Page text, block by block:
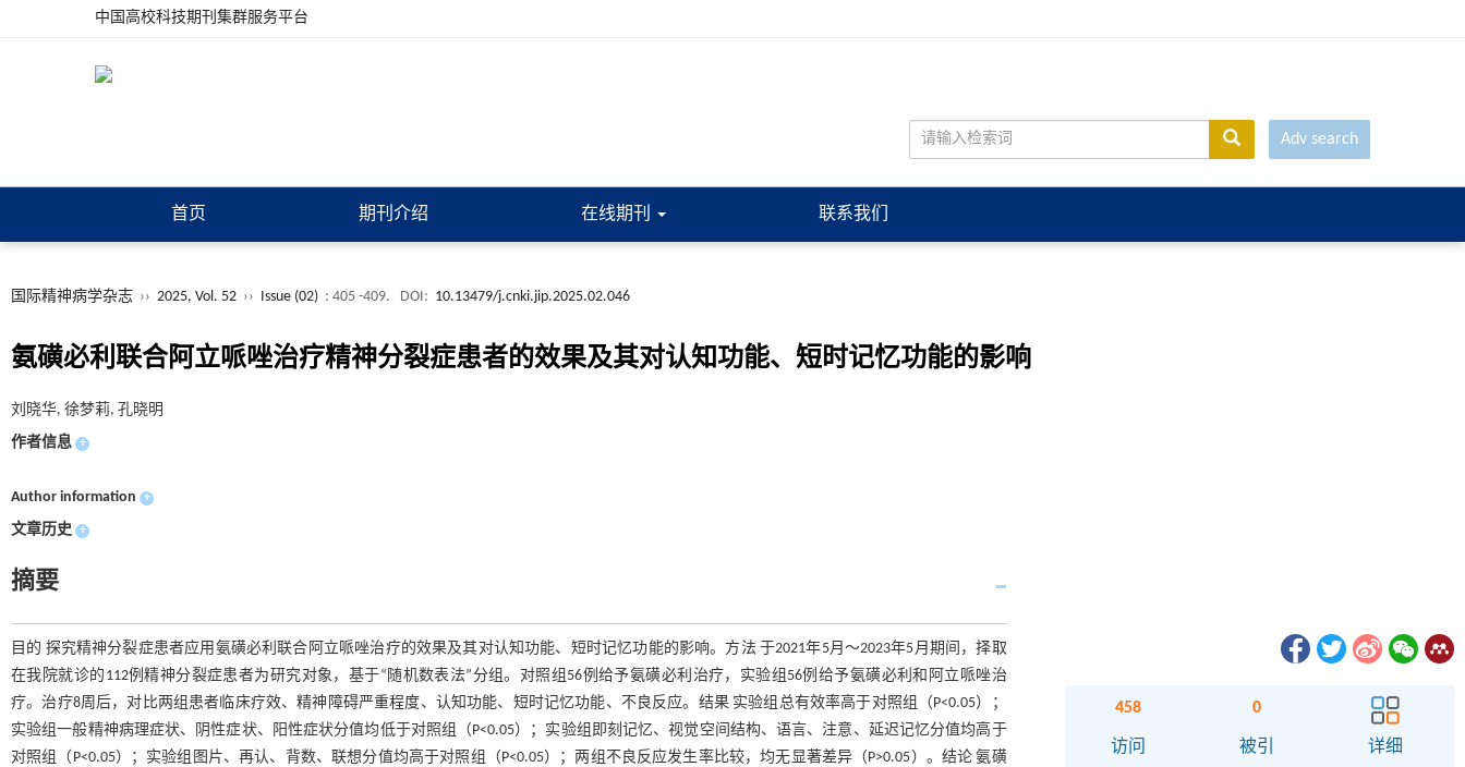
中国高校科技期刊集群服务平台
Adv search
首页 期刊介绍 在线期刊 联系我们
国际精神病学杂志 ›› 2025, Vol. 52 ›› Issue (02) : 405 -409. DOI: 10.13479/j.cnki.jip.2025.02.046
氨磺必利联合阿立哌唑治疗精神分裂症患者的效果及其对认知功能、短时记忆功能的影响
刘晓华, 徐梦莉, 孔晓明
作者信息 +
Author information +
文章历史 +
摘要
目的 探究精神分裂症患者应用氨磺必利联合阿立哌唑治疗的效果及其对认知功能、短时记忆功能的影响。方法 于2021年5月～2023年5月期间，择取
在我院就诊的112例精神分裂症患者为研究对象，基于“随机数表法”分组。对照组56例给予氨磺必利治疗，实验组56例给予氨磺必利和阿立哌唑治
疗。治疗8周后，对比两组患者临床疗效、精神障碍严重程度、认知功能、短时记忆功能、不良反应。结果 实验组总有效率高于对照组（P<0.05）；
实验组一般精神病理症状、阴性症状、阳性症状分值均低于对照组（P<0.05）；实验组即刻记忆、视觉空间结构、语言、注意、延迟记忆分值均高于
对照组（P<0.05）；实验组图片、再认、背数、联想分值均高于对照组（P<0.05）；两组不良反应发生率比较，均无显著差异（P>0.05）。结论 氨磺
458
访问
0
被引 详细